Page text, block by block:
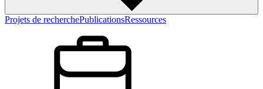
Projets de recherchePublicationsRessources